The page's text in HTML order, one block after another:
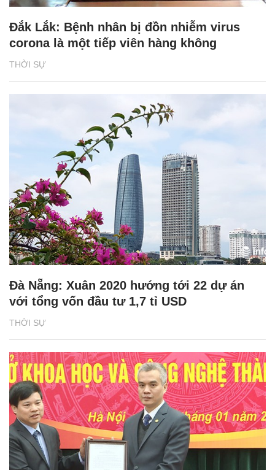
THỜI SỰ
Đắk Lắk: Bệnh nhân bị đồn nhiễm virus
corona là một tiếp viên hàng không
THỜI SỰ
Đà Nẵng: Xuân 2020 hướng tới 22 dự án
với tổng vốn đầu tư 1,7 tỉ USD